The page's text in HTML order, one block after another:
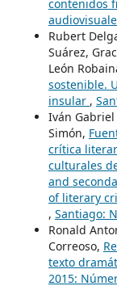
contenidos
Rubert
Suárez,
León
sostenible.
insular ,
Iván Gabriel
Simón,
crítica
culturales
and
of literary
, Santiago:
Ronald
Correoso,
texto
2015: